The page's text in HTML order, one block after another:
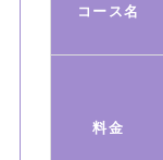
コース名
料金